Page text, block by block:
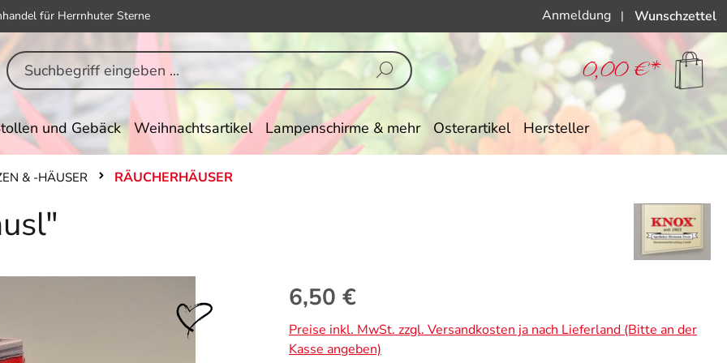
für Herrnhuter Sterne Anmeldung | Wunschzettel
0,00 €*
und Gebäck Weihnachtsartikel Lampenschirme & mehr Osterartikel Hersteller
& -HÄUSER RÄUCHERHÄUSER
Regulärer Preis:
6,50 €
Preise inkl. MwSt. zzgl. Versandkosten ja nach Lieferland (Bitte an der
Kasse angeben)